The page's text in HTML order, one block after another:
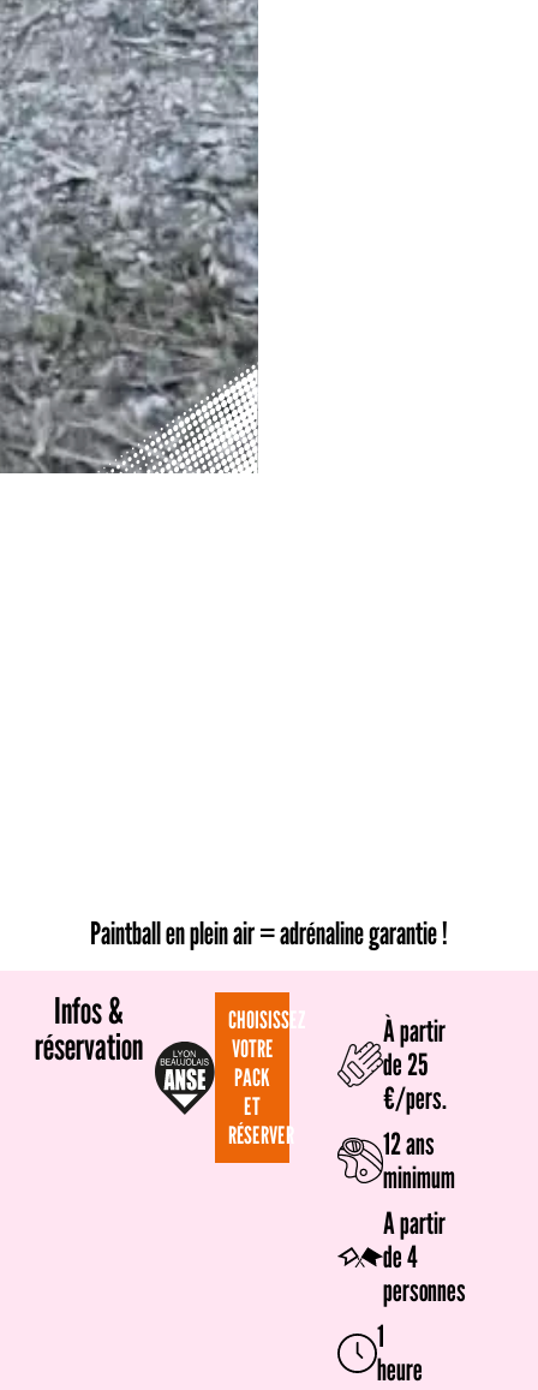
Paintball en plein air = adrénaline garantie !
Infos &
réservation
CHOISISSEZ
VOTRE
PACK
ET
RÉSERVER
À partir
de 25
€/pers.
12 ans
minimum
A partir
de 4
personnes
1
heure